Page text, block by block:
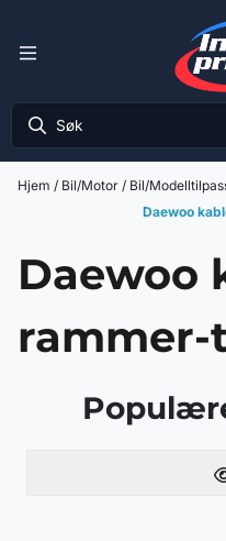
Hjem / Bil/Motor / Bil/
Daewoo
Daewoo